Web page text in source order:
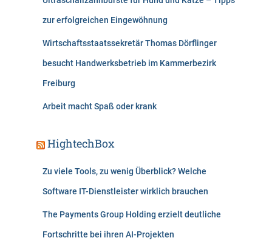
zur erfolgreichen Eingewöhnung
Wirtschaftsstaatssekretär Thomas Dörflinger
besucht Handwerksbetrieb im Kammerbezirk
Freiburg
Arbeit macht Spaß oder krank
HightechBox
Zu viele Tools, zu wenig Überblick? Welche
Software IT-Dienstleister wirklich brauchen
The Payments Group Holding erzielt deutliche
Fortschritte bei ihren AI-Projekten